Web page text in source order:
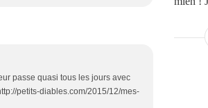
passe quasi tous les jours avec
petits-diables.com/2015/12/mes-